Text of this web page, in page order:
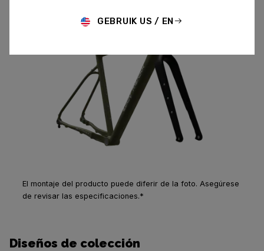
El montaje del producto puede diferir de la foto. Asegúrese
de revisar las especificaciones.*
Diseños de colección
GEBRUIK US / EN